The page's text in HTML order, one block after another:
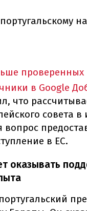
проверенных
в Google
что
совета в
вопрос
в ЕС.
оказывать